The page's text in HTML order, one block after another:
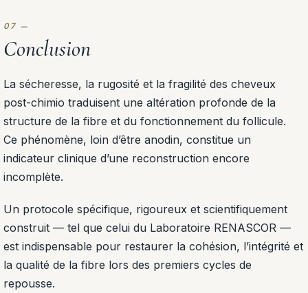
Conclusion
La sécheresse, la rugosité et la fragilité des cheveux
post-chimio traduisent une altération profonde de la
structure de la fibre et du fonctionnement du follicule.
Ce phénomène, loin d’être anodin, constitue un
indicateur clinique d’une reconstruction encore
incomplète.
Un protocole spécifique, rigoureux et scientifiquement
construit — tel que celui du Laboratoire RENASCOR —
est indispensable pour restaurer la cohésion, l’intégrité et
la qualité de la fibre lors des premiers cycles de
repousse.